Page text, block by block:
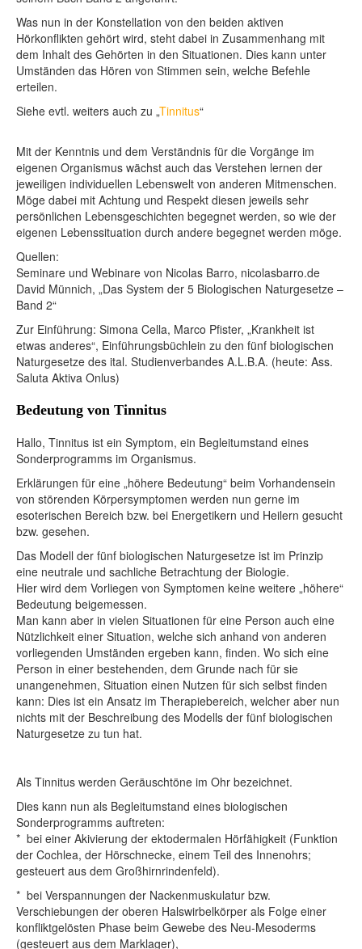
Was nun in der Konstellation von den beiden aktiven
Hörkonflikten gehört wird, steht dabei in Zusammenhang mit
dem Inhalt des Gehörten in den Situationen. Dies kann unter
Umständen das Hören von Stimmen sein, welche Befehle
erteilen.
Siehe evtl. weiters auch zu „Tinnitus“
Mit der Kenntnis und dem Verständnis für die Vorgänge im
eigenen Organismus wächst auch das Verstehen lernen der
jeweiligen individuellen Lebenswelt von anderen Mitmenschen.
Möge dabei mit Achtung und Respekt diesen jeweils sehr
persönlichen Lebensgeschichten begegnet werden, so wie der
eigenen Lebenssituation durch andere begegnet werden möge.
Quellen:
Seminare und Webinare von Nicolas Barro, nicolasbarro.de
David Münnich, „Das System der 5 Biologischen Naturgesetze –
Band 2“
Zur Einführung: Simona Cella, Marco Pfister, „Krankheit ist
etwas anderes“, Einführungsbüchlein zu den fünf biologischen
Naturgesetze des ital. Studienverbandes A.L.B.A. (heute: Ass.
Saluta Aktiva Onlus)
Bedeutung von Tinnitus
Hallo, Tinnitus ist ein Symptom, ein Begleitumstand eines
Sonderprogramms im Organismus.
Erklärungen für eine „höhere Bedeutung“ beim Vorhandensein
von störenden Körpersymptomen werden nun gerne im
esoterischen Bereich bzw. bei Energetikern und Heilern gesucht
bzw. gesehen.
Das Modell der fünf biologischen Naturgesetze ist im Prinzip
eine neutrale und sachliche Betrachtung der Biologie.
Hier wird dem Vorliegen von Symptomen keine weitere „höhere“
Bedeutung beigemessen.
Man kann aber in vielen Situationen für eine Person auch eine
Nützlichkeit einer Situation, welche sich anhand von anderen
vorliegenden Umständen ergeben kann, finden. Wo sich eine
Person in einer bestehenden, dem Grunde nach für sie
unangenehmen, Situation einen Nutzen für sich selbst finden
kann: Dies ist ein Ansatz im Therapiebereich, welcher aber nun
nichts mit der Beschreibung des Modells der fünf biologischen
Naturgesetze zu tun hat.
Als Tinnitus werden Geräuschtöne im Ohr bezeichnet.
Dies kann nun als Begleitumstand eines biologischen
Sonderprogramms auftreten:
* bei einer Akivierung der ektodermalen Hörfähigkeit (Funktion
der Cochlea, der Hörschnecke, einem Teil des Innenohrs;
gesteuert aus dem Großhirnrindenfeld).
* bei Verspannungen der Nackenmuskulatur bzw.
Verschiebungen der oberen Halswirbelkörper als Folge einer
konfliktgelösten Phase beim Gewebe des Neu-Mesoderms
(gesteuert aus dem Marklager),